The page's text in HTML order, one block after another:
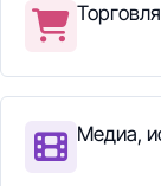
Медиа,